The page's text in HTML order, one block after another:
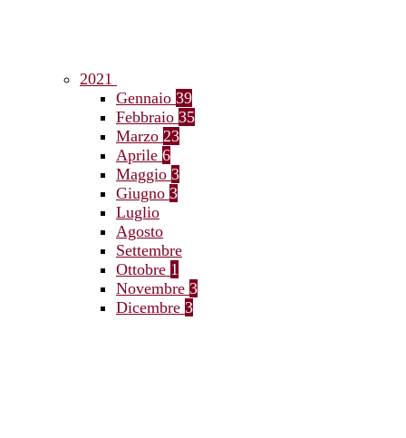
2021
Gennaio 39
Febbraio 35
Marzo 23
Aprile 6
Maggio 3
Giugno 3
Luglio
Agosto
Settembre
Ottobre 1
Novembre 3
Dicembre 3